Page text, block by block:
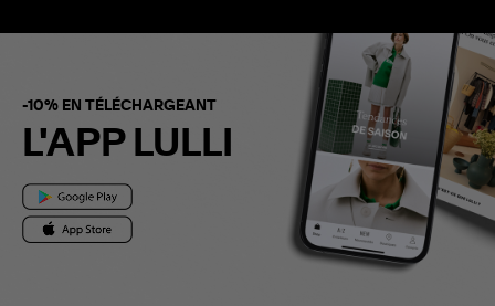
-10% EN TÉLÉCHARGEANT
L'APP LULLI